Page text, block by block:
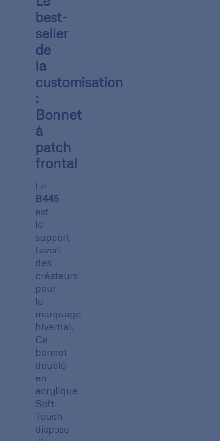
best-
seller
de
la
customisation
:
Bonnet
à
patch
frontal
Le
B445
est
le
support
favori
des
créateurs
pour
le
marquage
hivernal.
Ce
bonnet
doublé
en
acrylique
Soft-
Touch
dispose